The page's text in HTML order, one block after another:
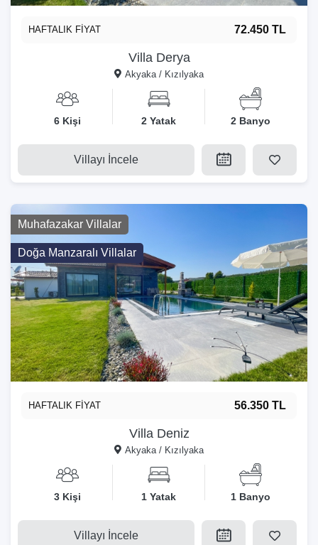
Villa Derya
Akyaka / Kızılyaka
HAFTALIK FİYAT 72.450 TL
6 Kişi 2 Yatak 2 Banyo
Villayı İncele
Muhafazakar Villalar
Doğa Manzaralı Villalar
Villa Deniz
Akyaka / Kızılyaka
HAFTALIK FİYAT 56.350 TL
3 Kişi 1 Yatak 1 Banyo
Villayı İncele